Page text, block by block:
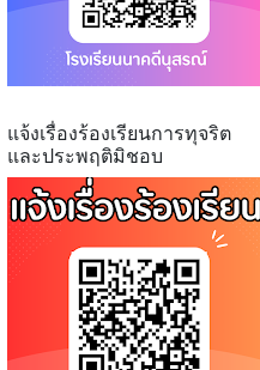
แจ้งเรื่องร้องเรียนการทุจริต
และประพฤติมิชอบ